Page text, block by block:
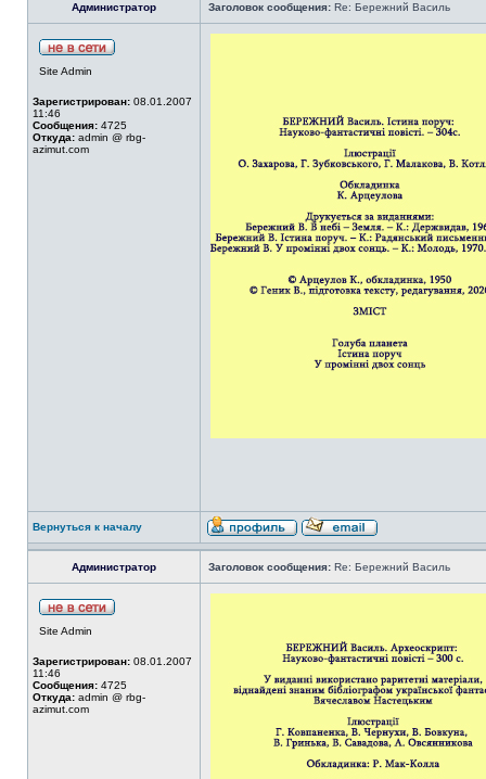
Администратор Заголовок сообщения: Re: Бережний Василь
Site Admin
Зарегистрирован: 08.01.2007
11:46
Сообщения: 4725
Откуда: admin @ rbg-
azimut.com
Вернуться к началу
Администратор Заголовок сообщения: Re: Бережний Василь
Site Admin
Зарегистрирован: 08.01.2007
11:46
Сообщения: 4725
Откуда: admin @ rbg-
azimut.com